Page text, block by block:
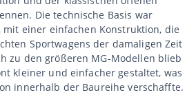
Die technische Basis war
einer einfachen Konstruktion, die
Sportwagens der damaligen Zeit
zu den größeren MG-Modellen blieb
kleiner und einfacher gestaltet, was
innerhalb der Baureihe verschaffte.